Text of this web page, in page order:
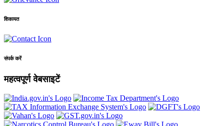
शिकायत
संपर्क करें
महत्वपूर्ण वेबसाइटें